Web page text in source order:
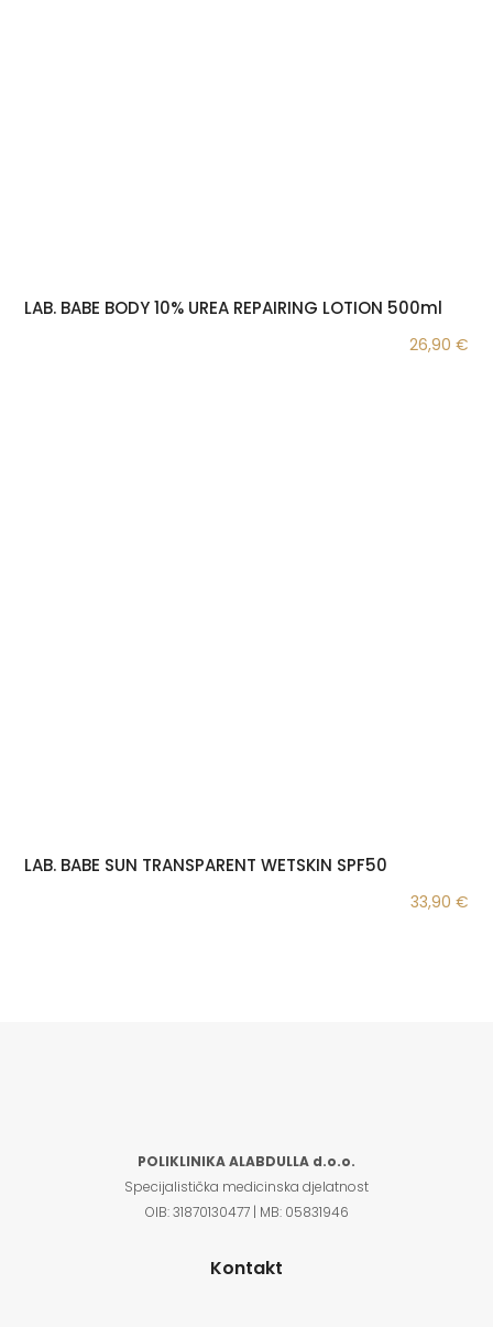
LAB. BABE BODY 10% UREA REPAIRING LOTION 500ml
26,90 €
LAB. BABE SUN TRANSPARENT WETSKIN SPF50
33,90 €
POLIKLINIKA ALABDULLA d.o.o.
Specijalistička medicinska djelatnost
OIB:31870130477 | MB: 05831946
Kontakt